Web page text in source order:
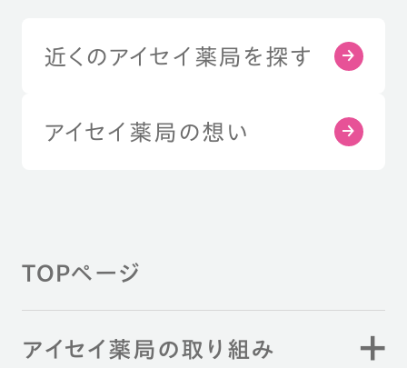
近くのアイセイ薬局を探す
アイセイ薬局の想い
TOPページ
アイセイ薬局の取り組み